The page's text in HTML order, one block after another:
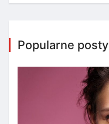
Popularne posty